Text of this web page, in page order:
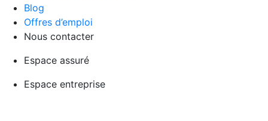
Blog
Offres d’emploi
Nous contacter
Espace assuré
Espace entreprise